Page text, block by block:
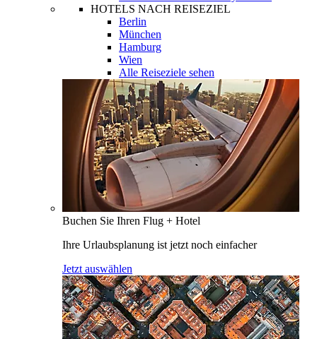
HOTELS NACH REISEZIEL
Berlin
München
Hamburg
Wien
Alle Reiseziele sehen
Buchen Sie Ihren Flug + Hotel
Ihre Urlaubsplanung ist jetzt noch einfacher
Jetzt auswählen